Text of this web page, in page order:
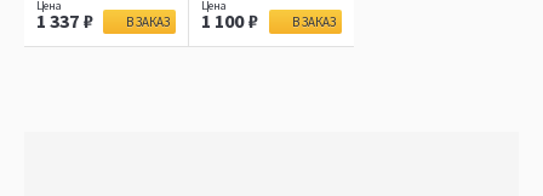
1 337 В ЗАКАЗ 1 100 В ЗАКАЗ